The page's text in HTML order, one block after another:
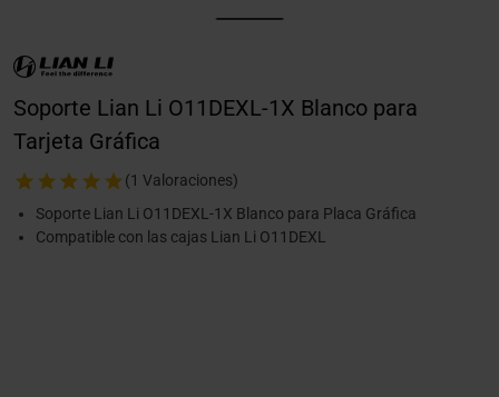
Soporte Lian Li O11DEXL-1X Blanco para
Tarjeta Gráfica
(1 Valoraciones)
Soporte Lian Li O11DEXL-1X Blanco para Placa Gráfica
Compatible con las cajas Lian Li O11DEXL